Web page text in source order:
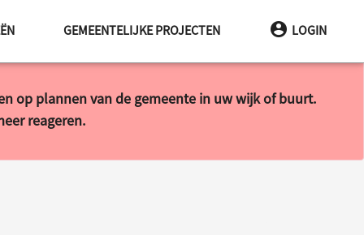
GEMEENTELIJKE PROJECTEN LOGIN
op plannen van de gemeente in uw wijk of buurt.
reageren.